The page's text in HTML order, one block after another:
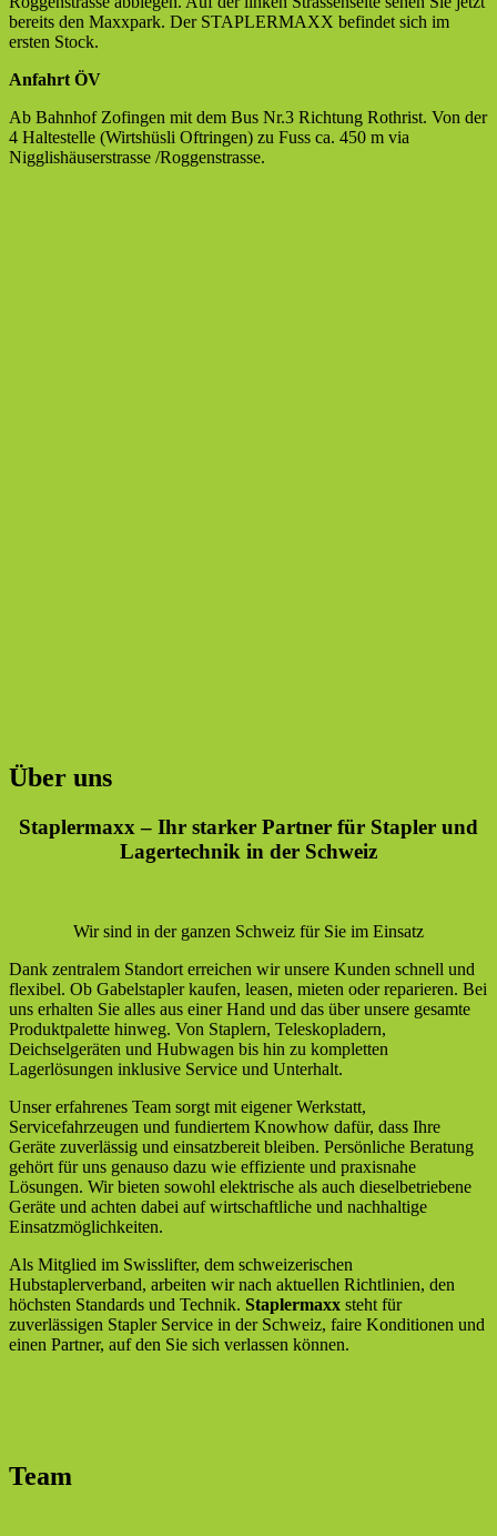
bereits den Maxxpark. Der STAPLERMAXX befindet sich im
ersten Stock.
Anfahrt ÖV
Ab Bahnhof Zofingen mit dem Bus Nr.3 Richtung Rothrist. Von der
4 Haltestelle (Wirtshüsli Oftringen) zu Fuss ca. 450 m via
Nigglishäuserstrasse /Roggenstrasse.
Über uns
Staplermaxx – Ihr starker Partner für Stapler und
Lagertechnik in der Schweiz
Wir sind in der ganzen Schweiz für Sie im Einsatz
Dank zentralem Standort erreichen wir unsere Kunden schnell und
flexibel. Ob Gabelstapler kaufen, leasen, mieten oder reparieren. Bei
uns erhalten Sie alles aus einer Hand und das über unsere gesamte
Produktpalette hinweg. Von Staplern, Teleskopladern,
Deichselgeräten und Hubwagen bis hin zu kompletten
Lagerlösungen inklusive Service und Unterhalt.
Unser erfahrenes Team sorgt mit eigener Werkstatt,
Servicefahrzeugen und fundiertem Knowhow dafür, dass Ihre
Geräte zuverlässig und einsatzbereit bleiben. Persönliche Beratung
gehört für uns genauso dazu wie effiziente und praxisnahe
Lösungen. Wir bieten sowohl elektrische als auch dieselbetriebene
Geräte und achten dabei auf wirtschaftliche und nachhaltige
Einsatzmöglichkeiten.
Als Mitglied im Swisslifter, dem schweizerischen
Hubstaplerverband, arbeiten wir nach aktuellen Richtlinien, den
höchsten Standards und Technik. Staplermaxx steht für
zuverlässigen Stapler Service in der Schweiz, faire Konditionen und
einen Partner, auf den Sie sich verlassen können.
Team